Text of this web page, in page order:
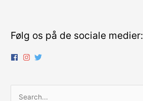
k
Følg os på de sociale medier: